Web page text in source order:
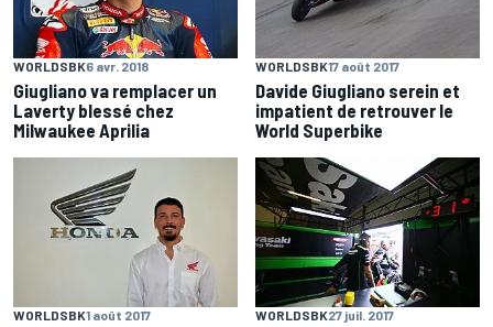
WORLDSBK6 avr. 2018
Giugliano va remplacer un
Laverty blessé chez
Milwaukee Aprilia
WORLDSBK17 août 2017
Davide Giugliano serein et
impatient de retrouver le
World Superbike
WORLDSBK1 août 2017 WORLDSBK27 juil. 2017